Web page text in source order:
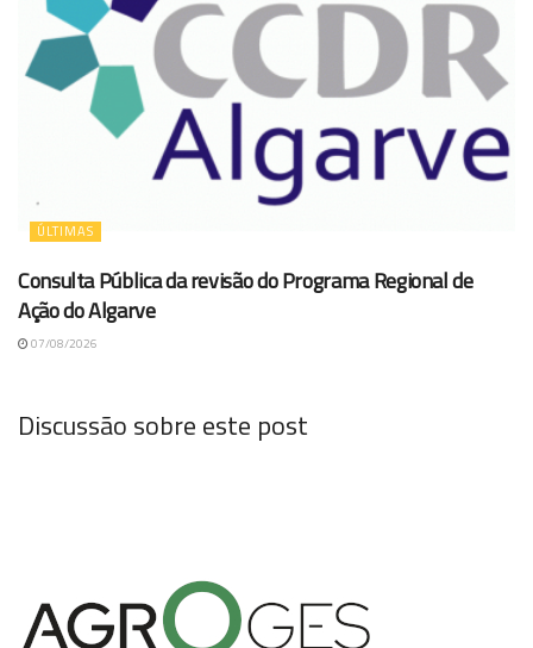
ÚLTIMAS
Consulta Pública da revisão do Programa Regional de
Ação do Algarve
07/08/2026
Discussão sobre este post